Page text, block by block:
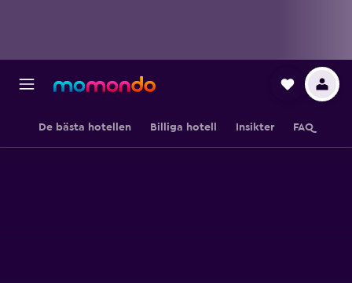
De bästa hotellen Billiga hotell Insikter FAQ